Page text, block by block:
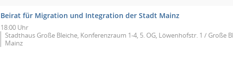
Beirat für Migration und Integration der Stadt Mainz
18:00 Uhr
Stadthaus Große Bleiche, Konferenzraum 1-4, 5. OG, Löwenhofstr. 1 / Große
Mainz